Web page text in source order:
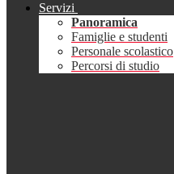
Servizi
Panoramica
Famiglie e studenti
Personale scolastico
Percorsi di studio